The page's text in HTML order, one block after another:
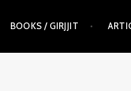
BOOKS / GIRJJIT